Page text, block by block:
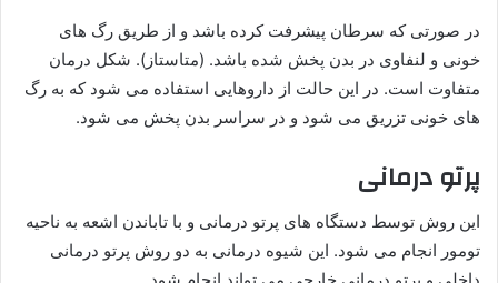
در صورتی که سرطان پیشرفت کرده باشد و از طریق رگ های
خونی و لنفاوی در بدن پخش شده باشد. (متاستاز). شکل درمان
متفاوت است. در این حالت از داروهایی استفاده می شود که به رگ
های خونی تزریق می شود و در سراسر بدن پخش می شود.
پرتو درمانی
این روش توسط دستگاه های پرتو درمانی و با تاباندن اشعه به ناحیه
تومور انجام می شود. این شیوه درمانی به دو روش پرتو درمانی